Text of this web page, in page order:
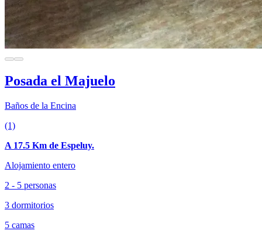
Posada el Majuelo
Baños de la Encina
(1)
A 17.5 Km de Espeluy.
Alojamiento entero
2 - 5 personas
3 dormitorios
5 camas